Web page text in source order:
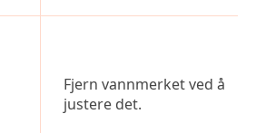
Fjern vannmerket ved å
justere det.